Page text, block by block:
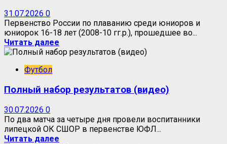
31.07.2026 0
Первенство России по плаванию среди юниоров и
юниорок 16-18 лет (2008-10 гг.р.), прошедшее во...
Читать далее
Футбол
Полный набор результатов (видео)
30.07.2026 0
По два матча за четыре дня провели воспитанники
липецкой ОК СШОР в первенстве ЮФЛ...
Читать далее